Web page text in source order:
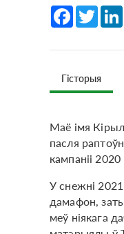
Facebook
Twitter
Гісторыя
Маё імя
пасля
кампаніі
У снежні
дамафон,
меў ніякага